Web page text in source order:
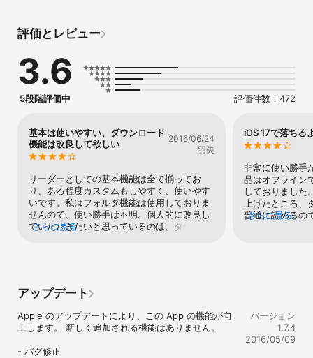
評価とレビュー
3.6
5段階評価中 評価件数：472
基本は使いやすい、ダウンロード
機能は改良して欲しい
2016/06/24
羽矢
リーダーとしての基本機能は全て揃ってお
り、ある程度カスタムもしやすく、使いやす
いです。私はフォルダ機能は使用しておりま
せんので、使い勝手は不明。個人的に改良し
ていただきたいと思っているのは、ダウンロ
て指定した作者の作品全てを一括ダウンロー
ドできれば、より使いやすくなるので、ご検
討いただきたいです。
さらに見る
iOS 17で落ちる
非常に使い勝手
品はオフライン
しておりました
上げたところ、
普通に読めるの
で、是非とも
おります。
さらに見る
アップデート
Apple のアップデートにより、この App の機能が向
上します。 新しく追加される機能はありません。
- バグ修正
バージョン
1.7.4
2016/05/09